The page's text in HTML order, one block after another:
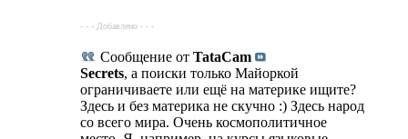
- - - Добавлено - - -
Сообщение от TataCam
Secrets, а поиски только Майоркой
ограничиваете или ещё на материке ищите?
Здесь и без материка не скучно :) Здесь народ
со всего мира. Очень космополитичное